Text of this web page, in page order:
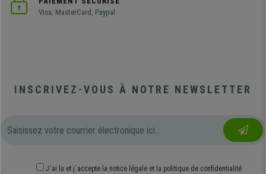
Visa, MasterCard, Paypal
INSCRIVEZ-VOUS À NOTRE NEWSLETTER
J´ai lu et j´accepte la notice légale et la politique de confidentialité